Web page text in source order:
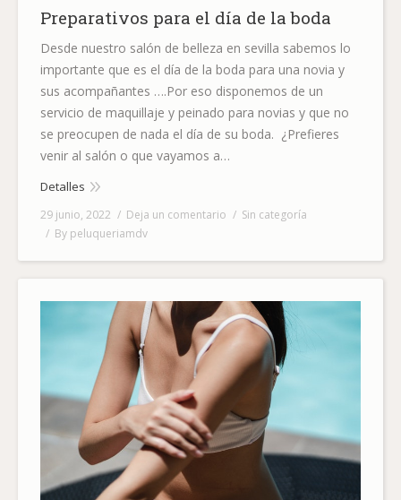
Preparativos para el día de la boda
Desde nuestro salón de belleza en sevilla sabemos lo
importante que es el día de la boda para una novia y
sus acompañantes ….Por eso disponemos de un
servicio de maquillaje y peinado para novias y que no
se preocupen de nada el día de su boda. ¿Prefieres
venir al salón o que vayamos a…
Detalles
29 junio, 2022 Deja un comentario
Sin categoría
By peluqueriamdv